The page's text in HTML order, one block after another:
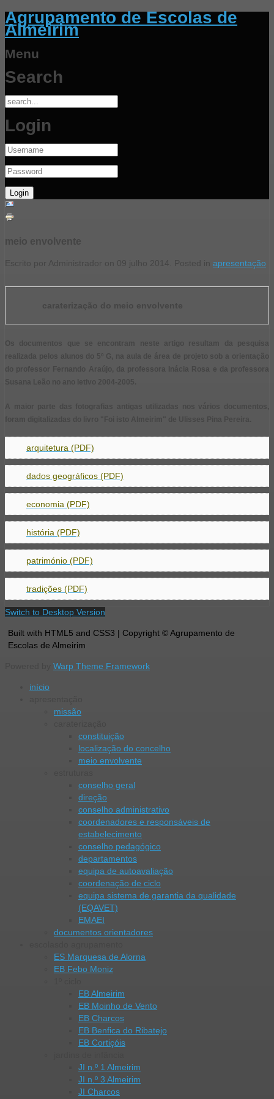
Agrupamento de Escolas de
Almeirim
Menu
Search
Login
meio envolvente
Escrito por Administrador on 09 julho 2014 . Posted in apresentação
caraterização do meio envolvente
arquitetura (PDF)
dados geográficos (PDF)
economia (PDF)
história (PDF)
património (PDF)
tradições (PDF)
Switch to Desktop Version
Built with HTML5 and CSS3 | Copyright © Agrupamento de
Escolas de Almeirim
Warp Theme Framework
início
missão
constituição
localização do concelho
meio envolvente
conselho geral
direção
conselho administrativo
coordenadores e responsáveis de
estabelecimento
conselho pedagógico
departamentos
equipa de autoavaliação
coordenação de ciclo
equipa sistema de garantia da qualidade
(EQAVET)
EMAEI
documentos orientadores
ES Marquesa de Alorna
EB Febo Moniz
EB Almeirim
EB Moinho de Vento
EB Charcos
EB Benfica do Ribatejo
EB Cortiçóis
JI n.º 1 Almeirim
JI n.º 3 Almeirim
JI Charcos